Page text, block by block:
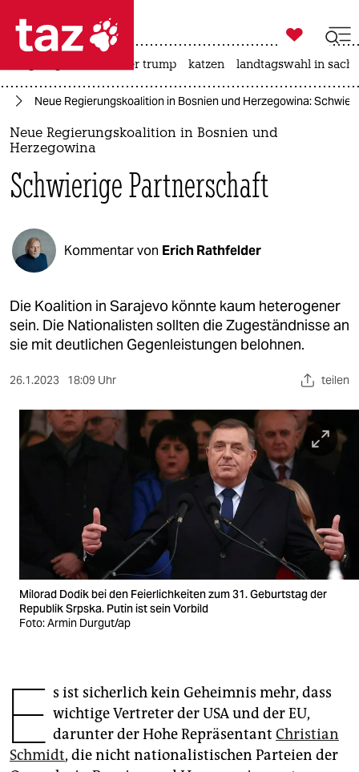
 taz zahl ich
taz zahl ich
themen
politik
gesellschaft
sport
wahrheit
veranstaltungen
fragen & hilfe
unterstützen
genossenschaft
epaper login

taz zahl ich
usa unter trump katzen landtagswahl in
Neue Regierungskoalition in Bosnien und Herzegowina:
Neue Regierungskoalition in Bosnien und
Herzegowina
Schwierige Partnerschaft
Kommentar von Erich Rathfelder
Die Koalition in Sarajevo könnte kaum heterogener
sein. Die Nationalisten sollten die Zugeständnisse an
sie mit deutlichen Gegenleistungen belohnen.
26.1.2023 18:09 Uhr teilen
Milorad Dodik bei den Feierlichkeiten zum 31. Geburtstag der
Republik Srpska. Putin ist sein Vorbild
Foto: Armin Durgut/ap
E s ist sicherlich kein Geheimnis mehr, dass
wichtige Vertreter der USA und der EU,
darunter der Hohe Repräsentant Christian
Schmidt, die nicht nationalistischen Parteien der